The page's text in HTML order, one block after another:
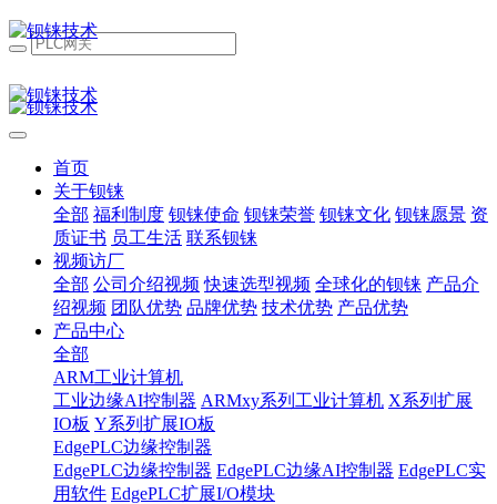
首页
关于钡铼
全部 福利制度 钡铼使命 钡铼荣誉 钡铼文化 钡铼愿景 资
质证书 员工生活 联系钡铼
视频访厂
全部 公司介绍视频 快速选型视频 全球化的钡铼 产品介
绍视频 团队优势 品牌优势 技术优势 产品优势
产品中心
全部
ARM工业计算机
工业边缘AI控制器 ARMxy系列工业计算机 X系列扩展
IO板 Y系列扩展IO板
EdgePLC边缘控制器
EdgePLC边缘控制器 EdgePLC边缘AI控制器 EdgePLC实
用软件 EdgePLC扩展I/O模块